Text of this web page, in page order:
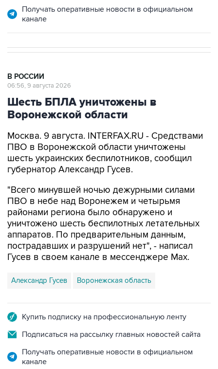
Получать оперативные новости в официальном
канале
В РОССИИ
06:56, 9 августа 2026
Шесть БПЛА уничтожены в
Воронежской области
Москва. 9 августа. INTERFAX.RU - Средствами
ПВО в Воронежской области уничтожены
шесть украинских беспилотников, сообщил
губернатор Александр Гусев.
"Всего минувшей ночью дежурными силами
ПВО в небе над Воронежем и четырьмя
районами региона было обнаружено и
уничтожено шесть беспилотных летательных
аппаратов. По предварительным данным,
пострадавших и разрушений нет", - написал
Гусев в своем канале в мессенджере Max.
Александр Гусев Воронежская область
Купить подписку на профессиональную ленту
Подписаться на рассылку главных новостей сайта
Получать оперативные новости в официальном
канале